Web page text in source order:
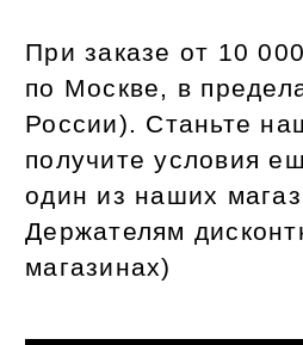
При заказе от 10
по Москве, в
России). Станьте
получите условия
один из наших
Держателям
магазинах)